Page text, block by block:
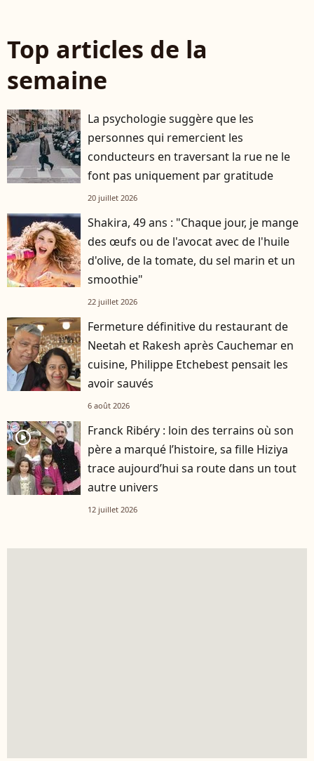
Top articles de la
semaine
La psychologie suggère que les
personnes qui remercient les
conducteurs en traversant la rue ne le
font pas uniquement par gratitude
20 juillet 2026
Shakira, 49 ans : "Chaque jour, je mange
des œufs ou de l'avocat avec de l'huile
d'olive, de la tomate, du sel marin et un
smoothie"
22 juillet 2026
Fermeture définitive du restaurant de
Neetah et Rakesh après Cauchemar en
cuisine, Philippe Etchebest pensait les
avoir sauvés
6 août 2026
player2
Franck Ribéry : loin des terrains où son
père a marqué l’histoire, sa fille Hiziya
trace aujourd’hui sa route dans un tout
autre univers
12 juillet 2026